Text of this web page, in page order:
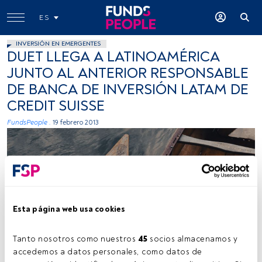
Esta página web usa cookies
Tanto nosotros como nuestros 45 socios almacenamos y
accedemos a datos personales, como datos de
ES
INVERSIÓN EN EMERGENTES
DUET LLEGA A LATINOAMÉRICA
JUNTO AL ANTERIOR RESPONSABLE
DE BANCA DE INVERSIÓN LATAM DE
CREDIT SUISSE
FundsPeople . 19 febrero 2013